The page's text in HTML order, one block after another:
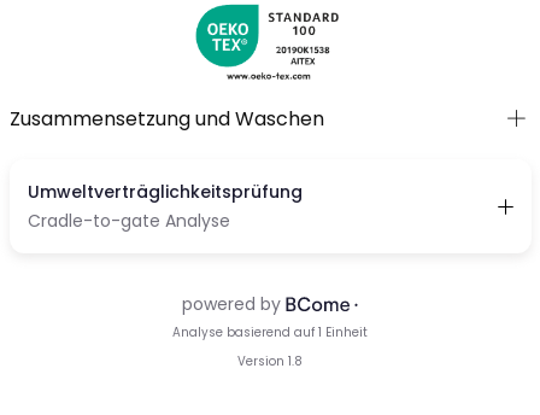
Zusammensetzung und Waschen